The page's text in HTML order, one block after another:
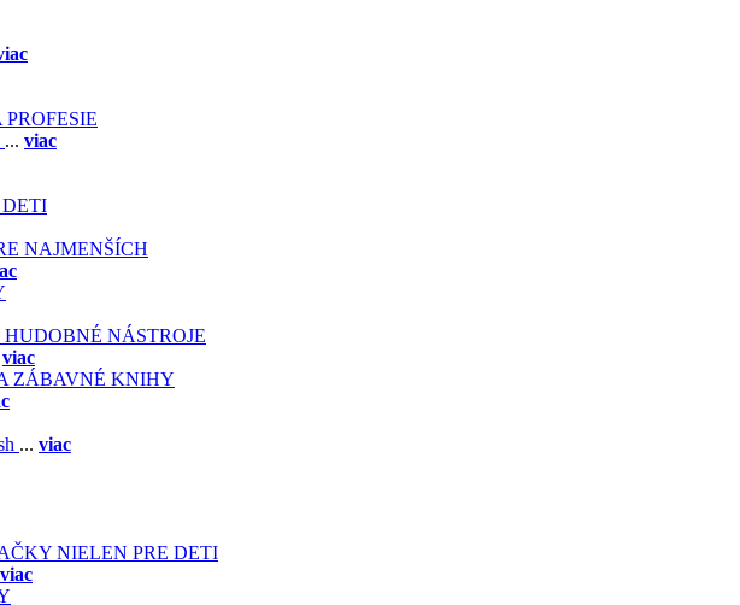
... viac
DETI
NAJMENŠÍCH
NÁSTROJE
viac
ZÁBAVNÉ KNIHY
... viac
NIELEN PRE DETI
viac